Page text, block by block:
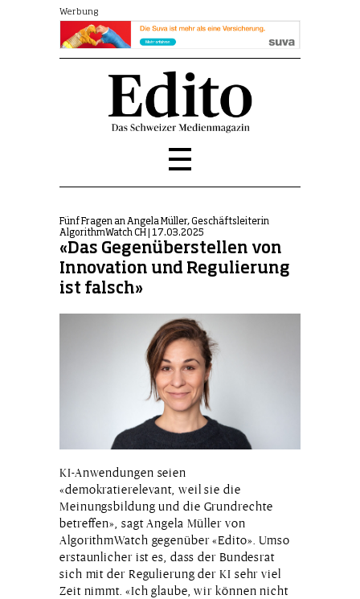
Werbung
Fünf Fragen an Angela Müller, Geschäftsleiterin
AlgorithmWatch CH | 17.03.2025
«Das Gegenüberstellen von
Innovation und Regulierung
ist falsch»
KI-Anwendungen seien
«demokratierelevant, weil sie die
Meinungsbildung und die Grundrechte
betreffen», sagt Angela Müller von
AlgorithmWatch gegenüber «Edito». Umso
erstaunlicher ist es, dass der Bundesrat
sich mit der Regulierung der KI sehr viel
Zeit nimmt. «Ich glaube, wir können nicht